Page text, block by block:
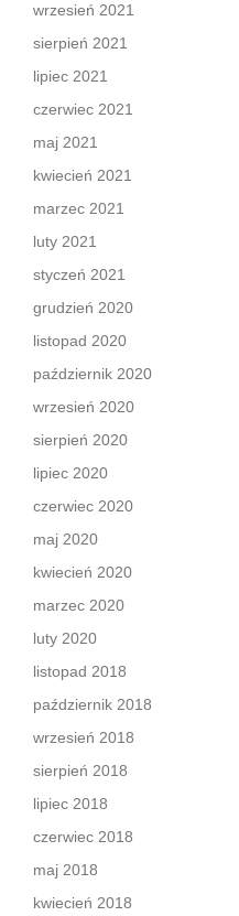
wrzesień 2021
sierpień 2021
lipiec 2021
czerwiec 2021
maj 2021
kwiecień 2021
marzec 2021
luty 2021
styczeń 2021
grudzień 2020
listopad 2020
październik 2020
wrzesień 2020
sierpień 2020
lipiec 2020
czerwiec 2020
maj 2020
kwiecień 2020
marzec 2020
luty 2020
listopad 2018
październik 2018
wrzesień 2018
sierpień 2018
lipiec 2018
czerwiec 2018
maj 2018
kwiecień 2018